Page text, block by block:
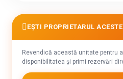
EȘTI PROPRIETARUL
Revendică această unitate pentru
disponibilitatea și primi rezervări